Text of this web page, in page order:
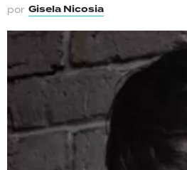
por Gisela Nicosia
RECETAS
PALABRAS
HORÓSCOPO
Seguinos